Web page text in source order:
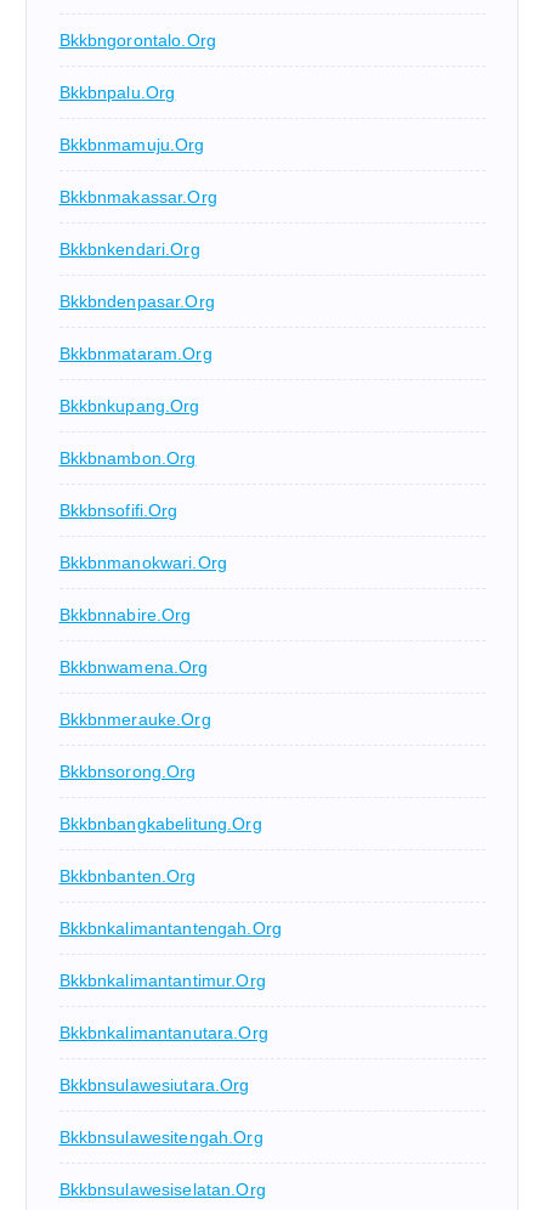
Bkkbngorontalo.org
Bkkbnpalu.org
Bkkbnmamuju.org
Bkkbnmakassar.org
Bkkbnkendari.org
Bkkbndenpasar.org
Bkkbnmataram.org
Bkkbnkupang.org
Bkkbnambon.org
Bkkbnsofifi.org
Bkkbnmanokwari.org
Bkkbnnabire.org
Bkkbnwamena.org
Bkkbnmerauke.org
Bkkbnsorong.org
Bkkbnbangkabelitung.org
Bkkbnbanten.org
Bkkbnkalimantantengah.org
Bkkbnkalimantantimur.org
Bkkbnkalimantanutara.org
Bkkbnsulawesiutara.org
Bkkbnsulawesitengah.org
Bkkbnsulawesiselatan.org